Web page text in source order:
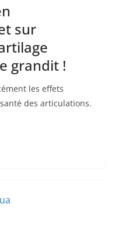
sur
grandit !
les effets
des articulations.